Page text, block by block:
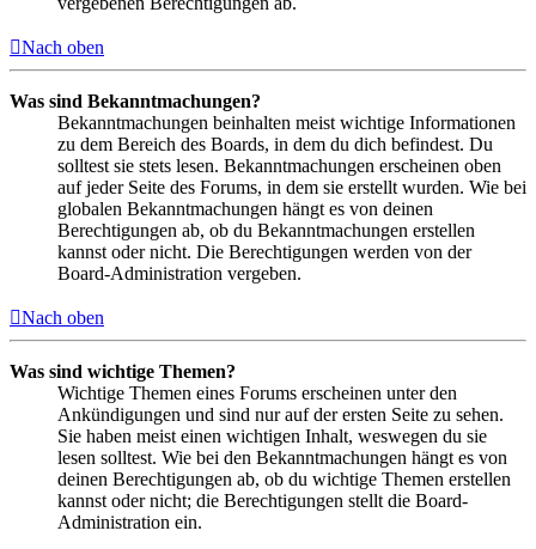
Nach oben
Was sind Bekanntmachungen?
Bekanntmachungen beinhalten meist wichtige Informationen
zu dem Bereich des Boards, in dem du dich befindest. Du
solltest sie stets lesen. Bekanntmachungen erscheinen oben
auf jeder Seite des Forums, in dem sie erstellt wurden. Wie bei
globalen Bekanntmachungen hängt es von deinen
Berechtigungen ab, ob du Bekanntmachungen erstellen
kannst oder nicht. Die Berechtigungen werden von der
Board-Administration vergeben.
Nach oben
Was sind wichtige Themen?
Wichtige Themen eines Forums erscheinen unter den
Ankündigungen und sind nur auf der ersten Seite zu sehen.
Sie haben meist einen wichtigen Inhalt, weswegen du sie
lesen solltest. Wie bei den Bekanntmachungen hängt es von
deinen Berechtigungen ab, ob du wichtige Themen erstellen
kannst oder nicht; die Berechtigungen stellt die Board-
Administration ein.